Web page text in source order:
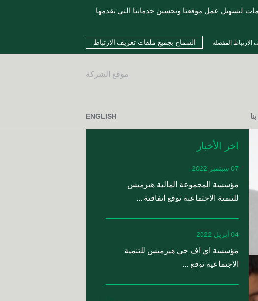
لتسهيل عمل موقعنا وتحسين خدماتنا التي نقدمها
الارتباط المفضلة
موقع الشركة
ENGLISH
اخر الأخبار
07 سبتمبر 2022
مؤسسة المجموعة المالية هيرميس
للتنمية الاجتماعية توقع اتفاقية ...
04 أبريل 2022
مؤسسة اي اف جي هيرميس للتنمية
الاجتماعية توقع ...